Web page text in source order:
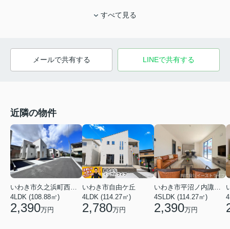
すべて見る
メールで共有する LINEで共有する
近隣の物件
4LDK (108.88㎡)
2,390万円
いわき市自由ケ丘
4LDK (114.27㎡)
2,780万円
4SLDK (114.27㎡)
2,390万円